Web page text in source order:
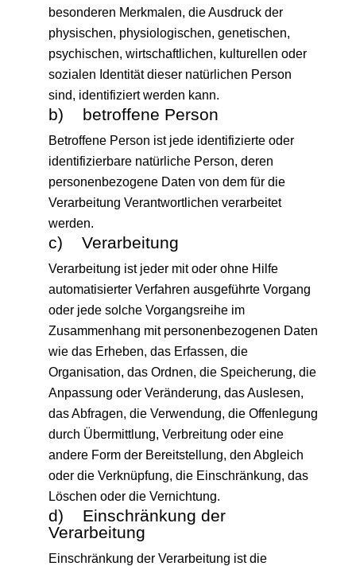
besonderen Merkmalen, die Ausdruck der
physischen, physiologischen, genetischen,
psychischen, wirtschaftlichen, kulturellen oder
sozialen Identität dieser natürlichen Person
sind, identifiziert werden kann.
b) betroffene Person
Betroffene Person ist jede identifizierte oder
identifizierbare natürliche Person, deren
personenbezogene Daten von dem für die
Verarbeitung Verantwortlichen verarbeitet
werden.
c) Verarbeitung
Verarbeitung ist jeder mit oder ohne Hilfe
automatisierter Verfahren ausgeführte Vorgang
oder jede solche Vorgangsreihe im
Zusammenhang mit personenbezogenen Daten
wie das Erheben, das Erfassen, die
Organisation, das Ordnen, die Speicherung, die
Anpassung oder Veränderung, das Auslesen,
das Abfragen, die Verwendung, die Offenlegung
durch Übermittlung, Verbreitung oder eine
andere Form der Bereitstellung, den Abgleich
oder die Verknüpfung, die Einschränkung, das
Löschen oder die Vernichtung.
d) Einschränkung der
Verarbeitung
Einschränkung der Verarbeitung ist die